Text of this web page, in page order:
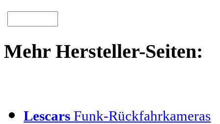
Mehr Hersteller-Seiten:
Lescars Funk-Rückfahrkameras